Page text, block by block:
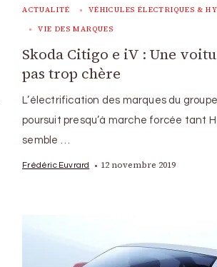
ACTUALITÉ VÉHICULES ÉLECTRIQUES &
VIE DES MARQUES
Skoda Citigo e iV : Une
pas trop chère
L’électrification des marques du
poursuit presqu’à marche forcée tant
semble …
Frédéric Euvrard 12 novembre 2019